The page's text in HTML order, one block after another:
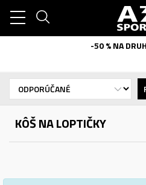
-50 % NA
KÔŠ NA LOPTIČKY